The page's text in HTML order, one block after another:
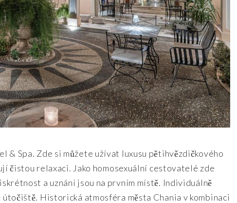
& Spa. Zde si můžete užívat luxusu pětihvězdičkového
čistou relaxaci. Jako homosexuální cestovatelé zde
a uznání jsou na prvním místě. Individuálně
Historická atmosféra města Chania v kombinaci